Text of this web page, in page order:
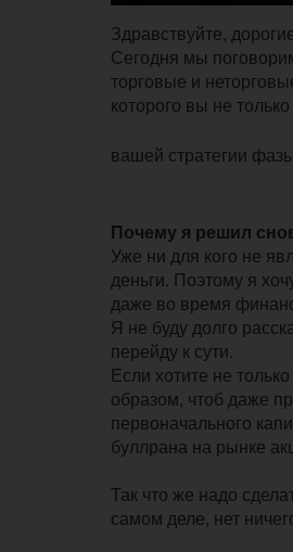
Здравствуйте,
Сегодня мы
торговые и
которого вы не
вашей стратегии
Почему я решил
Уже ни для кого не
деньги. Поэтому я
даже во время
Я не буду долго
перейду к сути.
Если хотите не
образом, чтоб даже
первоначального
буллрана на рынке
Так что же надо
самом деле, нет